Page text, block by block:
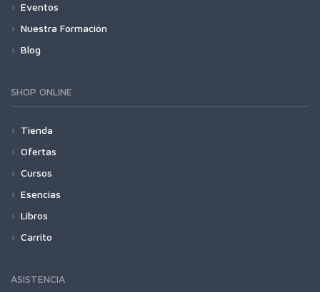
Eventos
Nuestra Formación
Blog
SHOP ONLINE
Tienda
Ofertas
Cursos
Esencias
Libros
Carrito
ASISTENCIA